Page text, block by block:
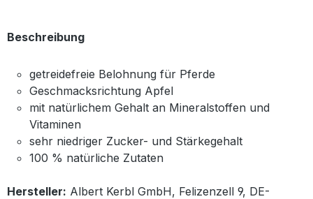
Beschreibung
getreidefreie Belohnung für Pferde
Geschmacksrichtung Apfel
mit natürlichem Gehalt an Mineralstoffen und
Vitaminen
sehr niedriger Zucker- und Stärkegehalt
100 % natürliche Zutaten
Hersteller: Albert Kerbl GmbH, Felizenzell 9, DE-